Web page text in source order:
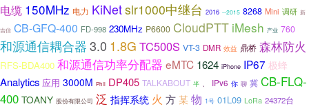
电缆 150MHz 电力 KiNetslr1000中继台 2016 --2015 8268 Mini 调研 新
吉信 CB-GFQ-400 FD-998 230MHz P6600 CloudPTT iMesh 产业 760
和源通信耦合器3.0 1.8G TC500S VT-3 DMR 效益 鼎桥 森林防火
RFS-BDA400 和源通信功率分配器 eMTC 1624 iPhone IP67 极蜂
Analytics 应用 3000M Phil DP405 TALKABOUT 半 、 IPv6 你 聊 冀 CB-FLQ-
400 TOANY 股份有限公司 泛 指挥系统 火 方 某 物 1号 01L09 LoRa 24372台